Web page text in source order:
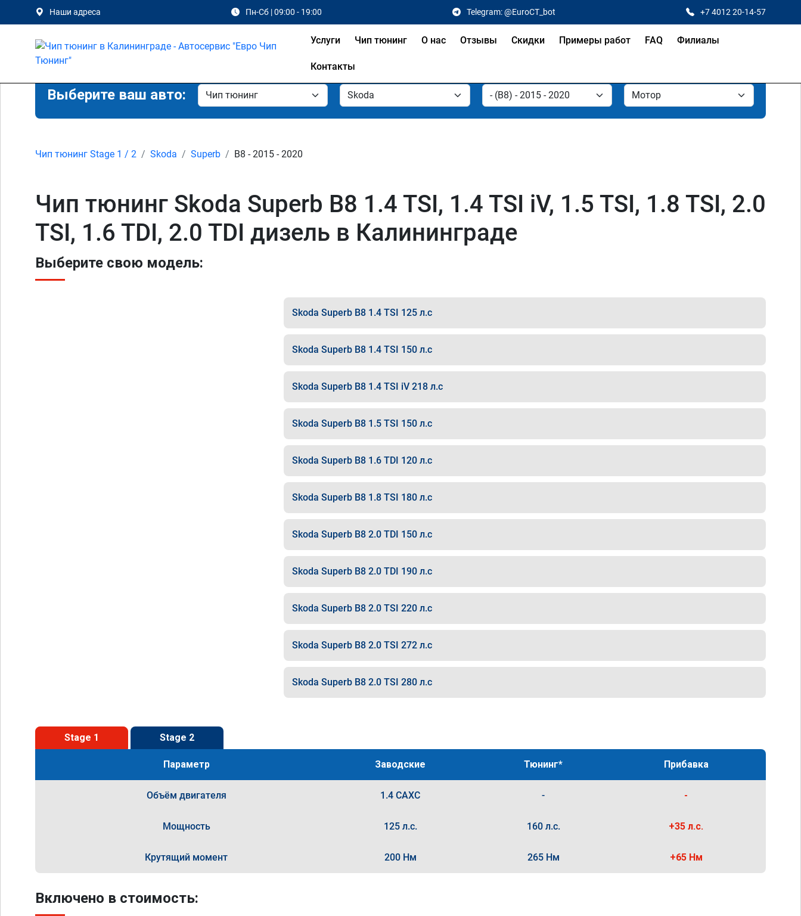
Наши адреса Пн-Сб | 09:00 - 19:00 Telegram: @EuroCT_bot +7 4012 20-14-57
Услуги Чип тюнинг О нас Отзывы Скидки Примеры работ FAQ Филиалы
Контакты
Выберите ваш авто:
Чип тюнинг Stage 1 / 2 Skoda Superb B8 - 2015 - 2020
Чип тюнинг Skoda Superb B8 1.4 TSI, 1.4 TSI iV, 1.5 TSI, 1.8 TSI, 2.0
TSI, 1.6 TDI, 2.0 TDI дизель в Калининграде
Выберите свою модель:
Skoda Superb B8 1.4 TSI 125 л.с
Skoda Superb B8 1.4 TSI 150 л.с
Skoda Superb B8 1.4 TSI iV 218 л.с
Skoda Superb B8 1.5 TSI 150 л.с
Skoda Superb B8 1.6 TDI 120 л.с
Skoda Superb B8 1.8 TSI 180 л.с
Skoda Superb B8 2.0 TDI 150 л.с
Skoda Superb B8 2.0 TDI 190 л.с
Skoda Superb B8 2.0 TSI 220 л.с
Skoda Superb B8 2.0 TSI 272 л.с
Skoda Superb B8 2.0 TSI 280 л.с
Stage 1 Stage 2
Параметр Заводские Тюнинг* Прибавка
Объём двигателя 1.4 CAXC - -
Мощность 125 л.с. 160 л.с. +35 л.с.
Крутящий момент 200 Нм 265 Нм +65 Нм
Включено в стоимость: